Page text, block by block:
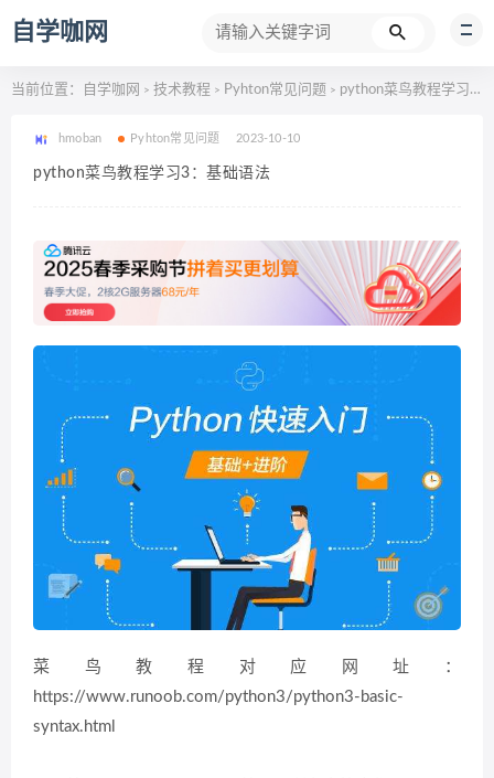
自学咖网
当前位置： 自学咖网 > 技术教程 > Pyhton常见问题 > python菜鸟教程学习3：基础语法
hmoban Pyhton常见问题 2023-10-10
python菜鸟教程学习3：基础语法
菜鸟教程对应网址：
https://www.runoob.com/python3/python3-basic-
syntax.html